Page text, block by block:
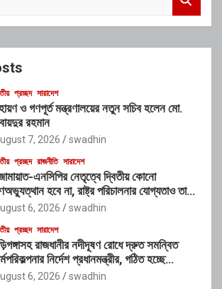
প্রচ্ছদ সারাদেশ
ও গণপূর্ত মন্ত্রণালয়ের নতুন সচিব হলেন মো.
রহমান
7, 2026 swadhin
প্রচ্ছদ রাজনীতি সারাদেশ
এনসিপির নেতৃত্বে দ্বিতীয় কোনো
হবে না, রাষ্ট্র পরিচালনার যোগ্যতাও তাদের
রাশেদ খাঁনের
6, 2026 swadhin
প্রচ্ছদ সারাদেশ
রাজধানীর নদীদূষণ রোধে দ্রুত সমন্বিত
নির্দেশ প্রধানমন্ত্রীর, গঠিত হচ্ছে
সমন্বয় কমিটি
6, 2026 swadhin